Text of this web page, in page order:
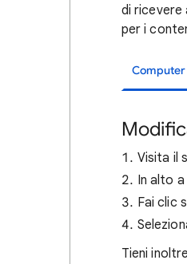
di ricevere
per i
Computer
Visita il
In alto
Fai clic
Tieni